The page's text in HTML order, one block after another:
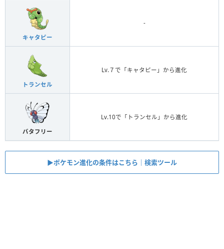
キャタピー
-
トランセル
Lv.７で「キャタピー」から進化
バタフリー
Lv.10で「トランセル」から進化
▶︎ポケモン進化の条件はこちら｜検索ツール